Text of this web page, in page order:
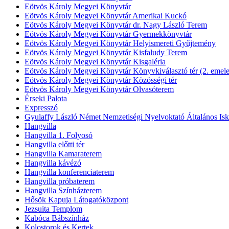
Eötvös Károly Megyei Könyvtár
Eötvös Károly Megyei Könyvtár Amerikai Kuckó
Eötvös Károly Megyei Könyvtár dr. Nagy László Terem
Eötvös Károly Megyei Könyvtár Gyermekkönyvtár
Eötvös Károly Megyei Könyvtár Helyismereti Gyűjtemény
Eötvös Károly Megyei Könyvtár Kisfaludy Terem
Eötvös Károly Megyei Könyvtár Kisgaléria
Eötvös Károly Megyei Könyvtár Könyvkiválasztó tér (2.
Eötvös Károly Megyei Könyvtár Közösségi tér
Eötvös Károly Megyei Könyvtár Olvasóterem
Érseki Palota
Expresszó
Gyulaffy László Német Nemzetiségi Nyelvoktató Általános
Hangvilla
Hangvilla 1. Folyosó
Hangvilla előtti tér
Hangvilla Kamaraterem
Hangvilla kávézó
Hangvilla konferenciaterem
Hangvilla próbaterem
Hangvilla Színházterem
Hősök Kapuja Látogatóközpont
Jezsuita Templom
Kabóca Bábszínház
Kolostorok és Kertek